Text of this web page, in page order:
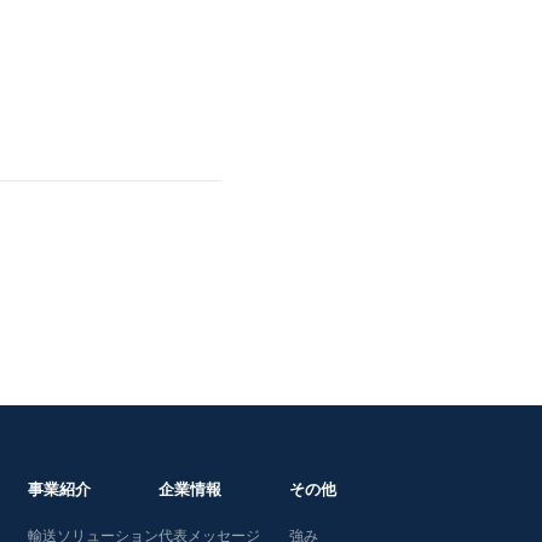
事業紹介
輸送ソリューション
企業情報
代表メッセージ
その他
強み